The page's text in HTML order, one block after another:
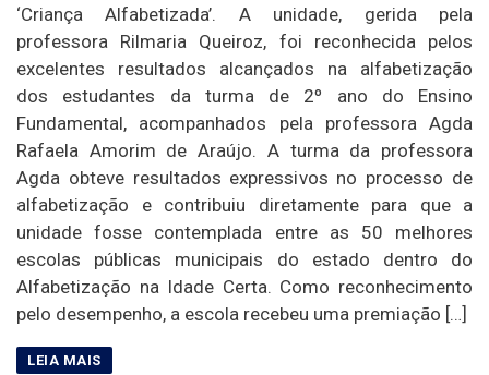
‘Criança Alfabetizada’. A unidade, gerida pela
professora Rilmaria Queiroz, foi reconhecida pelos
excelentes resultados alcançados na alfabetização
dos estudantes da turma de 2º ano do Ensino
Fundamental, acompanhados pela professora Agda
Rafaela Amorim de Araújo. A turma da professora
Agda obteve resultados expressivos no processo de
alfabetização e contribuiu diretamente para que a
unidade fosse contemplada entre as 50 melhores
escolas públicas municipais do estado dentro do
Alfabetização na Idade Certa. Como reconhecimento
pelo desempenho, a escola recebeu uma premiação […]